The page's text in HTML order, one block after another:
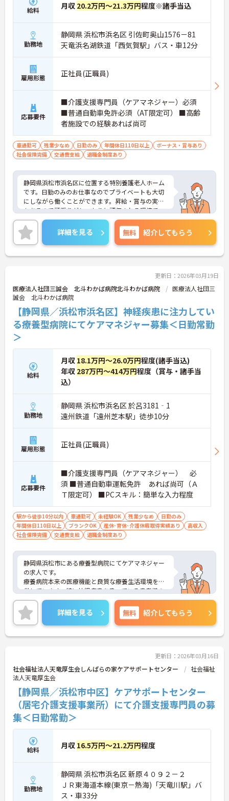
給料 月収 20.2万円～21.3万円程度※諸手当込
勤務地
静岡県 浜松市浜名区 引佐町奥山1576－81
天竜浜名湖鉄道「西気賀駅」バス・車12分
雇用形態 正社員(正職員)
応募要件
■介護支援専門員（ケアマネジャー）必須
■普通自動車免許必須（AT限定可） ■高齢
者施設での経験あれば尚可
車通勤可 残業少なめ 日勤のみ 年間休日110日以上
ボーナス・賞与あり
社会保険完備
交通費支給 退職金制度あり
静岡県浜松市浜名区に位置する特別養護老人ホーム
です。日勤のみのお仕事なのでプライベートも大切
にしながら働くことができます。昇給・賞与の実績
もあるので頑張りがしっかりと評価される環境で
す。ご興味をお持ちの方はお気軽にお問い合わせく
ださい。
詳細を見る 無料 紹介してもらう
更新日：2026年03月19日
医療法人社団三誠会 北斗わかば病院北斗わかば病院
医療法人社団三
誠会 北斗わかば病院
【静岡県／浜松市浜名区】神経疾患に注力してい
る療養型病院にてケアマネジャー募集＜日勤常勤
＞
給料
月収 18.1万円～26.0万円程度(諸手当込)
年収 287万円～414万円程度（賞与・諸手当
込）
勤務地
静岡県 浜松市浜名区 於呂3181‐1
遠州鉄道「遠州芝本駅」徒歩10分
雇用形態 正社員(正職員)
応募要件
■介護支援専門員（ケアマネジャー） 必
須 ■普通自動車運転免許 あれば尚可（Ａ
Ｔ限定可） ■PCスキル：簡単な入力程度
駅から徒歩10分以内 車通勤可 未経験OK 残業少なめ
日勤のみ
年間休日110日以上
ブランクOK 産休･育休･介護休暇取得実績あり
高収入
社会保険完備
交通費支給 退職金制度あり
静岡県浜松市にある療養型病院にてケアマネジャー
の求人です。
療養病院本来の医療機能と良質な療養生活環境を提
供しています。特に神経疾患を患っている患者様の
診療を積極的におこなっており、脳血管障害後遺症
や神経難病を患っている患者様が、少しでも安心し
て在宅療養が送れる様になるまでの準備や、在宅療
養中の患者様の体調の再調整などを手助けしていま
す。
ご興味のある方はお気軽にお問い合わせください。
詳細を見る 無料 紹介してもらう
更新日：2026年03月16日
社会福祉法人天竜厚生会しんぱらの家ケアサポートセンター
社会福祉
法人天竜厚生会
【静岡県／浜松市中区】ケアサポートセンター
（居宅介護支援事業所）にて介護支援専門員の募
集＜日勤常勤＞
給料 月収 16.5万円～21.2万円程度
勤務地
静岡県 浜松市浜名区 新原４０９２－２
ＪＲ東海道本線(東京－熱海)「天竜川駅」バ
ス・車33分